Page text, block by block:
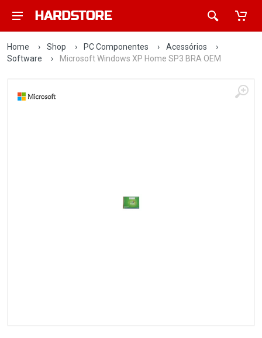
Home › Shop › PC Componentes › Acessórios
›
Software
› Microsoft Windows XP Home SP3 BRA OEM